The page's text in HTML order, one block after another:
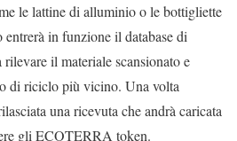
le lattine di alluminio o le bottigliette
in funzione il database di
il materiale scansionato e
di riciclo più vicino. Una volta
una ricevuta che andrà caricata
gli ECOTERRA token.